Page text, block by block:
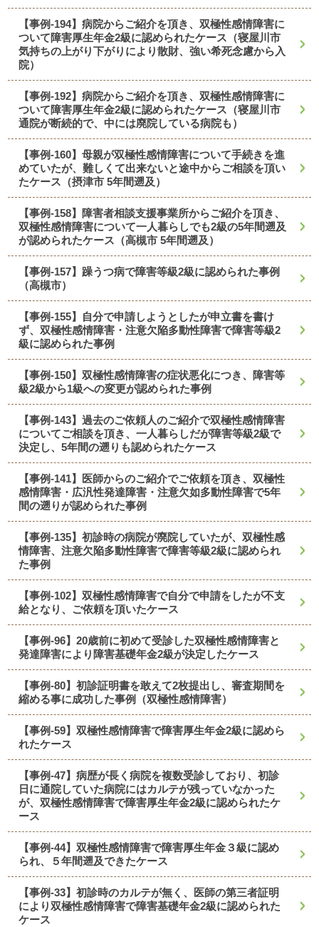
【事例-194】病院からご紹介を頂き、双極性感情障害に
ついて障害厚生年金2級に認められたケース（寝屋川市
気持ちの上がり下がりにより散財、強い希死念慮から入
院）
【事例-192】病院からご紹介を頂き、双極性感情障害に
ついて障害厚生年金2級に認められたケース（寝屋川市
通院が断続的で、中には廃院している病院も）
【事例-160】母親が双極性感情障害について手続きを進
めていたが、難しくて出来ないと途中からご相談を頂い
たケース（摂津市 5年間遡及）
【事例-158】障害者相談支援事業所からご紹介を頂き、
双極性感情障害について一人暮らしでも2級の5年間遡及
が認められたケース（高槻市 5年間遡及）
【事例-157】躁うつ病で障害等級2級に認められた事例
（高槻市）
【事例-155】自分で申請しようとしたが申立書を書け
ず、双極性感情障害・注意欠陥多動性障害で障害等級2
級に認められた事例
【事例-150】双極性感情障害の症状悪化につき、障害等
級2級から1級への変更が認められた事例
【事例-143】過去のご依頼人のご紹介で双極性感情障害
についてご相談を頂き、一人暮らしだが障害等級2級で
決定し、5年間の遡りも認められたケース
【事例-141】医師からのご紹介でご依頼を頂き、双極性
感情障害・広汎性発達障害・注意欠如多動性障害で5年
間の遡りが認められた事例
【事例-135】初診時の病院が廃院していたが、双極性感
情障害、注意欠陥多動性障害で障害等級2級に認められ
た事例
【事例-102】双極性感情障害で自分で申請をしたが不支
給となり、ご依頼を頂いたケース
【事例-96】20歳前に初めて受診した双極性感情障害と
発達障害により障害基礎年金2級が決定したケース
【事例-80】初診証明書を敢えて2枚提出し、審査期間を
縮める事に成功した事例（双極性感情障害）
【事例-59】双極性感情障害で障害厚生年金2級に認めら
れたケース
【事例-47】病歴が長く病院を複数受診しており、初診
日に通院していた病院にはカルテが残っていなかった
が、双極性感情障害で障害厚生年金2級に認められたケ
ース
【事例-44】双極性感情障害で障害厚生年金３級に認め
られ、５年間遡及できたケース
【事例-33】初診時のカルテが無く、医師の第三者証明
により双極性感情障害で障害基礎年金2級に認められた
ケース